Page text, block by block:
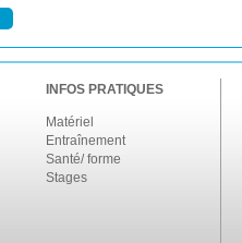
INFOS PRATIQUES
Matériel
Entraînement
Santé/ forme
Stages